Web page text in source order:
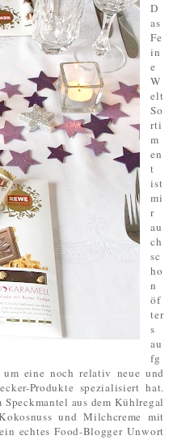
D
as
Fe
in
e
W
elt
So
rti
m
en
t
ist
mi
r
au
ch
sc
ho
n
öf
ter
s
au
fg
eine noch relativ neue und
Produkte spezialisiert hat.
aus dem Kühlregal
und Milchcreme mit
echtes Food-Blogger Unwort